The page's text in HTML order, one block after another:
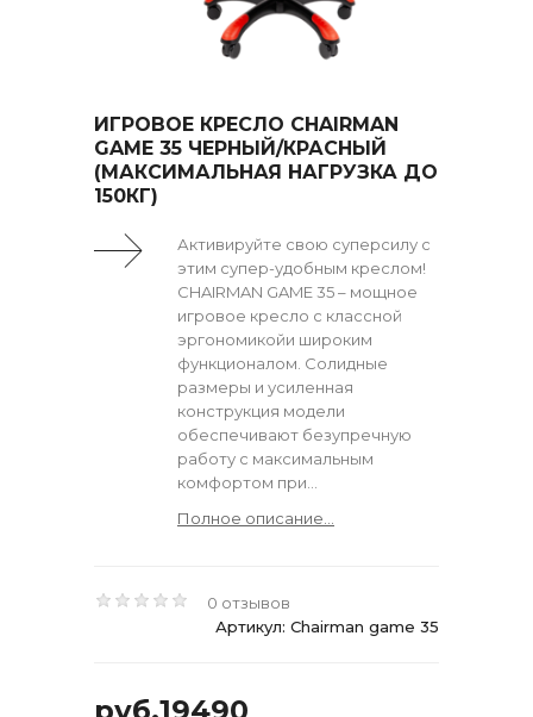
ИГРОВОЕ КРЕСЛО CHAIRMAN
GAME 35 ЧЕРНЫЙ/КРАСНЫЙ
(МАКСИМАЛЬНАЯ НАГРУЗКА ДО
150КГ)
Активируйте свою суперсилу с
этим супер-удобным креслом!
CHAIRMAN GAME 35 – мощное
игровое кресло с классной
эргономикойи широким
функционалом. Солидные
размеры и усиленная
конструкция модели
обеспечивают безупречную
работу с максимальным
комфортом при...
Полное описание...
0 отзывов
Артикул: Chairman game 35